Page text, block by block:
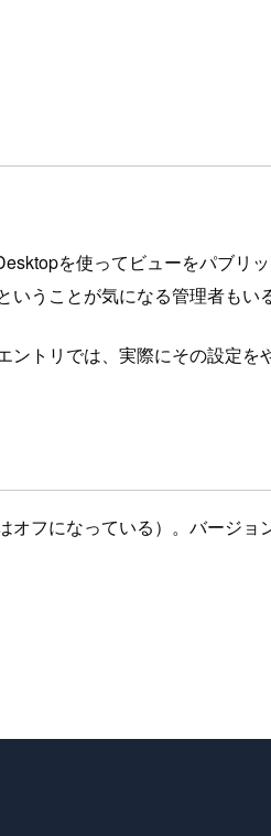
を使ってビューをパブリ
うことが気になる管理者もい
トリでは、実際にその設定を
フになっている）。バージョ